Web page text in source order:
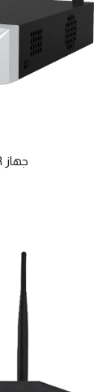
جهاز NVR واي فاي DS-7104NI-K1/W/M